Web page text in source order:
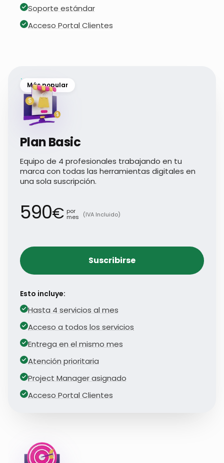
Soporte estándar
Acceso Portal Clientes
Más popular
Plan Basic
Equipo de 4 profesionales trabajando en tu
marca con todas las herramientas digitales en
una sola suscripción.
590€ por
mes (IVA Incluido)
Suscribirse
Esto incluye:
Hasta 4 servicios al mes
Acceso a todos los servicios
Entrega en el mismo mes
Atención prioritaria
Project Manager asignado
Acceso Portal Clientes